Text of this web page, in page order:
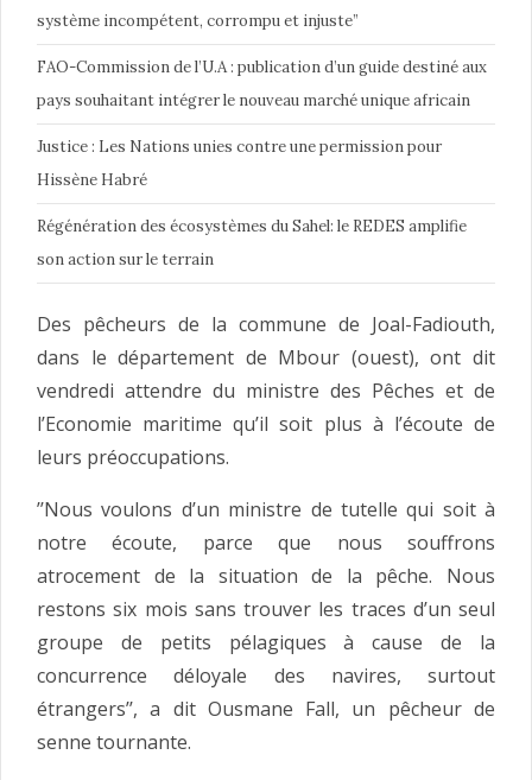
système incompétent, corrompu et injuste”
FAO-Commission de l’U.A : publication d’un guide destiné aux
pays souhaitant intégrer le nouveau marché unique africain
Justice : Les Nations unies contre une permission pour
Hissène Habré
Régénération des écosystèmes du Sahel: le REDES amplifie
son action sur le terrain
Des pêcheurs de la commune de Joal-Fadiouth,
dans le département de Mbour (ouest), ont dit
vendredi attendre du ministre des Pêches et de
l’Economie maritime qu’il soit plus à l’écoute de
leurs préoccupations.
’’Nous voulons d’un ministre de tutelle qui soit à
notre écoute, parce que nous souffrons
atrocement de la situation de la pêche. Nous
restons six mois sans trouver les traces d’un seul
groupe de petits pélagiques à cause de la
concurrence déloyale des navires, surtout
étrangers’’, a dit Ousmane Fall, un pêcheur de
senne tournante.